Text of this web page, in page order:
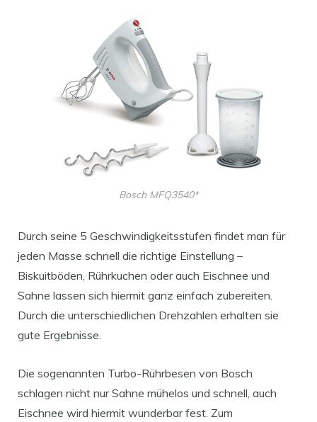
Bosch MFQ3540*
Durch seine 5 Geschwindigkeitsstufen findet man für
jeden Masse schnell die richtige Einstellung –
Biskuitböden, Rührkuchen oder auch Eischnee und
Sahne lassen sich hiermit ganz einfach zubereiten.
Durch die unterschiedlichen Drehzahlen erhalten sie
gute Ergebnisse.
Die sogenannten Turbo-Rührbesen von Bosch
schlagen nicht nur Sahne mühelos und schnell, auch
Eischnee wird hiermit wunderbar fest. Zum